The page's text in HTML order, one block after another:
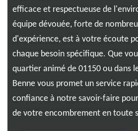
efficace et respectueuse de
équipe dévouée, forte de
d'expérience, est à votre écoute
chaque besoin spécifique. Que
quartier animé de 01150 ou dans
Benne vous promet un service
confiance à notre savoir-faire
de votre encombrement en toute